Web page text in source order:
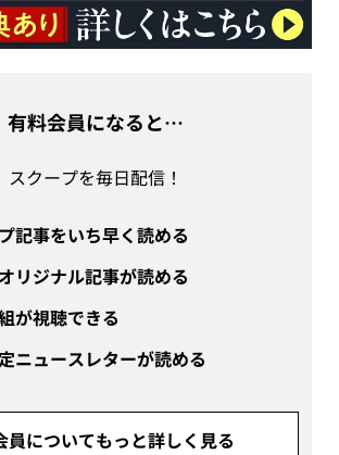
有料会員になると…
スクープを毎日配信！
記事をいち早く読める
リジナル記事が読める
が視聴できる
ニュースレターが読める
員についてもっと詳しく見る